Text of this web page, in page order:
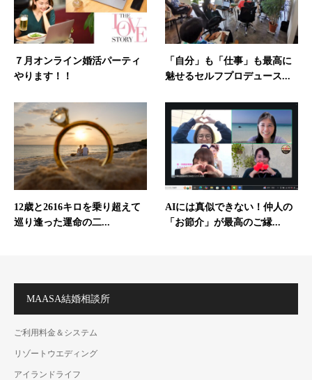
７月オンライン婚活パーティ
やります！！
「自分」も「仕事」も最高に
魅せるセルフプロデュース...
12歳と2616キロを乗り超えて
巡り逢った運命の二...
AIには真似できない！仲人の
「お節介」が最高のご縁...
MAASA結婚相談所
ご利用料金＆システム
リゾートウエディング
アイランドライフ